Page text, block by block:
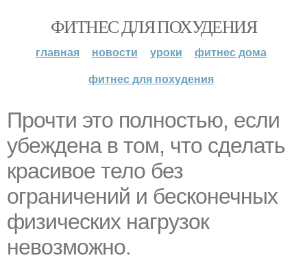
ФИТНЕС ДЛЯ ПОХУДЕНИЯ
главная новости уроки
фитнес дома
фитнес для похудения
Прочти это полностью, если
убеждена в том, что сделать
красивое тело без
ограничений и бесконечных
физических нагрузок
невозможно.